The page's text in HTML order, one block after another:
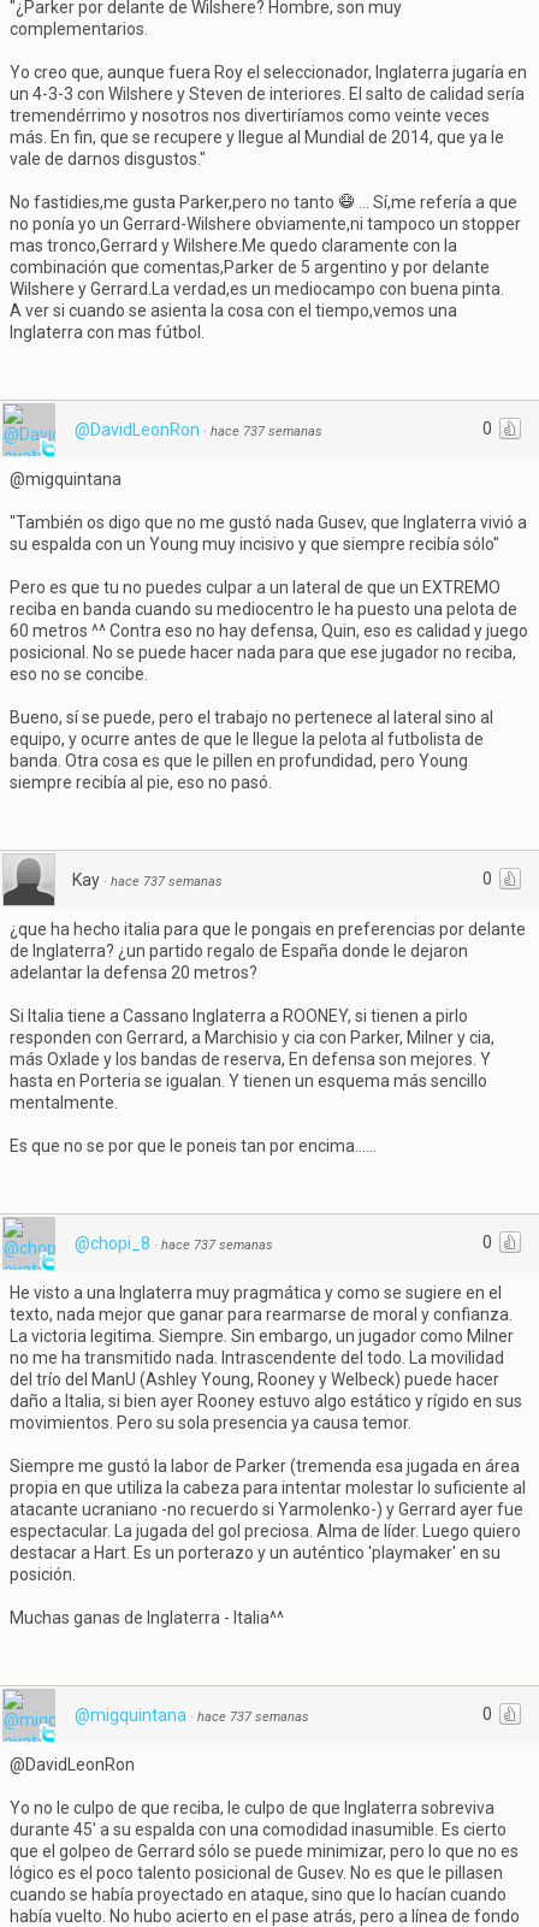
"¿Parker por delante de Wilshere? Hombre, son muy
complementarios.
Yo creo que, aunque fuera Roy el seleccionador, Inglaterra jugaría en
un 4-3-3 con Wilshere y Steven de interiores. El salto de calidad sería
tremendérrimo y nosotros nos divertiríamos como veinte veces
más. En fin, que se recupere y llegue al Mundial de 2014, que ya le
vale de darnos disgustos."
No fastidies,me gusta Parker,pero no tanto
... Sí,me refería a que
no ponía yo un Gerrard-Wilshere obviamente,ni tampoco un stopper
mas tronco,Gerrard y Wilshere.Me quedo claramente con la
combinación que comentas,Parker de 5 argentino y por delante
Wilshere y Gerrard.La verdad,es un mediocampo con buena pinta.
A ver si cuando se asienta la cosa con el tiempo,vemos una
Inglaterra con mas fútbol.
0
@DavidLeonRon · hace 737 semanas
@migquintana
"También os digo que no me gustó nada Gusev, que Inglaterra vivió a
su espalda con un Young muy incisivo y que siempre recibía sólo"
Pero es que tu no puedes culpar a un lateral de que un EXTREMO
reciba en banda cuando su mediocentro le ha puesto una pelota de
60 metros ^^ Contra eso no hay defensa, Quin, eso es calidad y juego
posicional. No se puede hacer nada para que ese jugador no reciba,
eso no se concibe.
Bueno, sí se puede, pero el trabajo no pertenece al lateral sino al
equipo, y ocurre antes de que le llegue la pelota al futbolista de
banda. Otra cosa es que le pillen en profundidad, pero Young
siempre recibía al pie, eso no pasó.
0
Kay · hace 737 semanas
¿que ha hecho italia para que le pongais en preferencias por delante
de Inglaterra? ¿un partido regalo de España donde le dejaron
adelantar la defensa 20 metros?
Si Italia tiene a Cassano Inglaterra a ROONEY, si tienen a pirlo
responden con Gerrard, a Marchisio y cia con Parker, Milner y cia,
más Oxlade y los bandas de reserva, En defensa son mejores. Y
hasta en Porteria se igualan. Y tienen un esquema más sencillo
mentalmente.
Es que no se por que le poneis tan por encima......
0
@chopi_8 · hace 737 semanas
He visto a una Inglaterra muy pragmática y como se sugiere en el
texto, nada mejor que ganar para rearmarse de moral y confianza.
La victoria legitima. Siempre. Sin embargo, un jugador como Milner
no me ha transmitido nada. Intrascendente del todo. La movilidad
del trío del ManU (Ashley Young, Rooney y Welbeck) puede hacer
daño a Italia, si bien ayer Rooney estuvo algo estático y rígido en sus
movimientos. Pero su sola presencia ya causa temor.
Siempre me gustó la labor de Parker (tremenda esa jugada en área
propia en que utiliza la cabeza para intentar molestar lo suficiente al
atacante ucraniano -no recuerdo si Yarmolenko-) y Gerrard ayer fue
espectacular. La jugada del gol preciosa. Alma de líder. Luego quiero
destacar a Hart. Es un porterazo y un auténtico 'playmaker' en su
posición.
Muchas ganas de Inglaterra - Italia^^
0
@migquintana · hace 737 semanas
@DavidLeonRon
Yo no le culpo de que reciba, le culpo de que Inglaterra sobreviva
durante 45' a su espalda con una comodidad inasumible. Es cierto
que el golpeo de Gerrard sólo se puede minimizar, pero lo que no es
lógico es el poco talento posicional de Gusev. No es que le pillasen
cuando se había proyectado en ataque, sino que lo hacían cuando
había vuelto. No hubo acierto en el pase atrás, pero a línea de fondo